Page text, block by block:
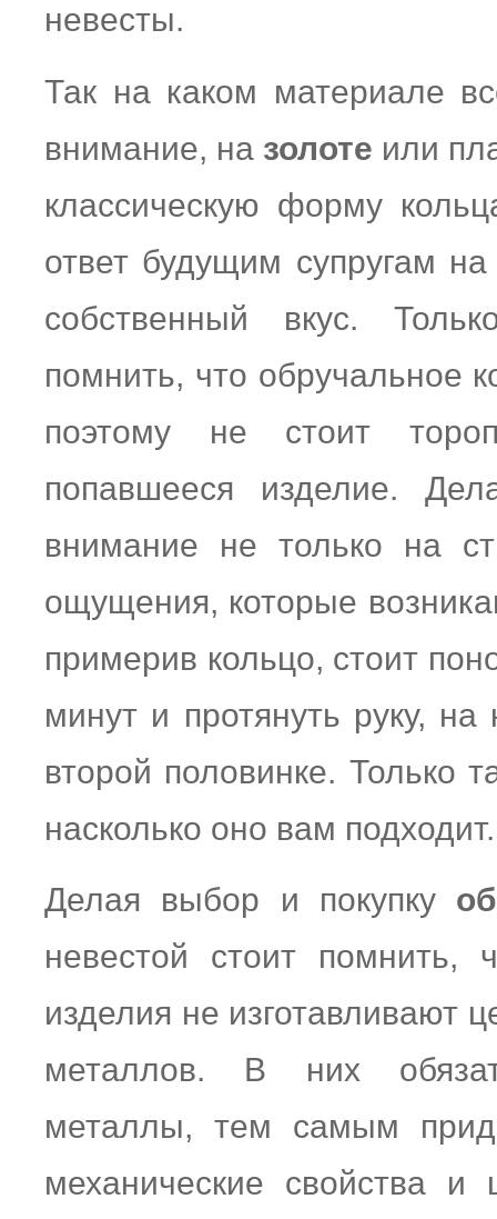
невесты.
Так на каком материале
внимание, на золоте или
классическую форму
ответ будущим супругам
собственный вкус.
помнить, что обручальное
поэтому не стоит
попавшееся изделие.
внимание не только на
ощущения, которые
примерив кольцо, стоит
минут и протянуть руку,
второй половинке. Только
насколько оно вам подходит.
Делая выбор и покупку
невестой стоит помнить,
изделия не изготавливают
металлов. В них
металлы, тем самым
механические свойства и